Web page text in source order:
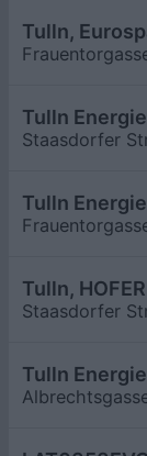
Tulln,
Tulln
Staasdorfer
Tulln
Tulln,
Staasdorfer
Tulln